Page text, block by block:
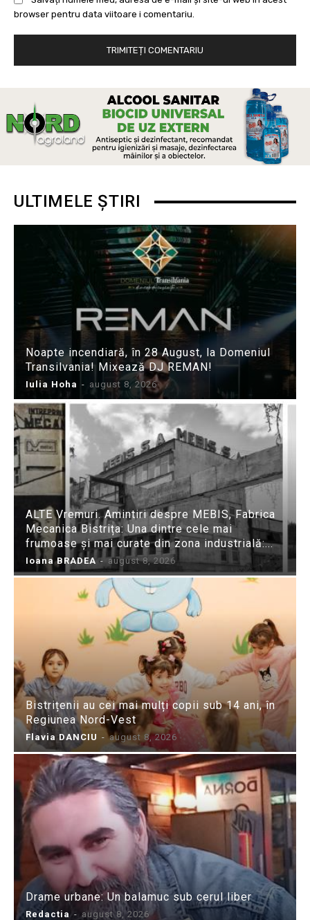
browser pentru data viitoare i comentariu.
ULTIMELE ȘTIRI
Noapte incendiară, în 28 August, la Domeniul
Transilvania! Mixează DJ REMAN!
Iulia Hoha - august 8, 2026
ALTE Vremuri. Amintiri despre MEBIS, Fabrica
Mecanica Bistrița: Una dintre cele mai
frumoase și mai curate din zona industrială:...
Ioana BRADEA - august 8, 2026
Bistrițenii au cei mai mulți copii sub 14 ani, în
Regiunea Nord-Vest
Flavia DANCIU - august 8, 2026
Drame urbane: Un balamuc sub cerul liber
Redactia - august 8, 2026